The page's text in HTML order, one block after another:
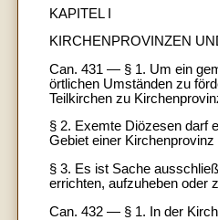
KAPITEL I
KIRCHENPROVINZEN
Can. 431 — § 1. Um ein
örtlichen Umständen zu
Teilkirchen zu
§ 2. Exemte Diözesen darf
Gebiet einer
§ 3. Es ist Sache
errichten, aufzuheben oder
Can. 432 — § 1. In der